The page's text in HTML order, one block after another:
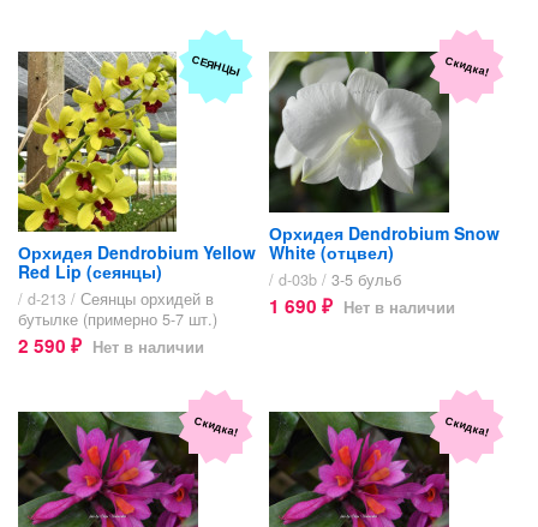
СЕЯНЦЫ
Орхидея Dendrobium Yellow
Red Lip (сеянцы)
/ d-213 / Сеянцы орхидей в
бутылке (примерно 5-7 шт.)
2 590 ₽ Нет в наличии
Скидка!
Орхидея Dendrobium Snow
White (отцвел)
/ d-03b / 3-5 бульб
1 690 ₽ Нет в наличии
Скидка! Скидка!